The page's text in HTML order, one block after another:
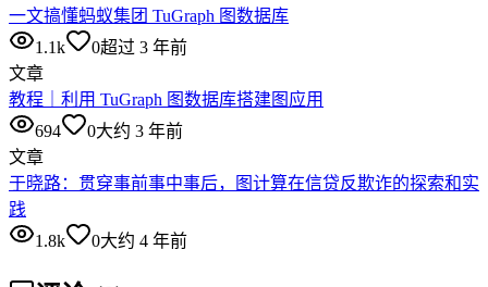
一文搞懂蚂蚁集团 TuGraph 图数据库
1.1k
0超过 3 年前
文章
教程｜利用 TuGraph 图数据库搭建图应用
694
0大约 3 年前
文章
于晓路：贯穿事前事中事后，图计算在信贷反欺诈的探索和实
践
1.8k
0大约 4 年前